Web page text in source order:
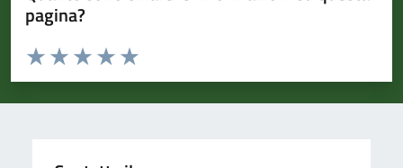
pagina?
Valuta da 1 a 5 stelle la pagina
Valuta 5 stelle su 5
Valuta 4 stelle su 5
Valuta 3 stelle su 5
Valuta 2 stelle su 5
Valuta 1 stelle su 5